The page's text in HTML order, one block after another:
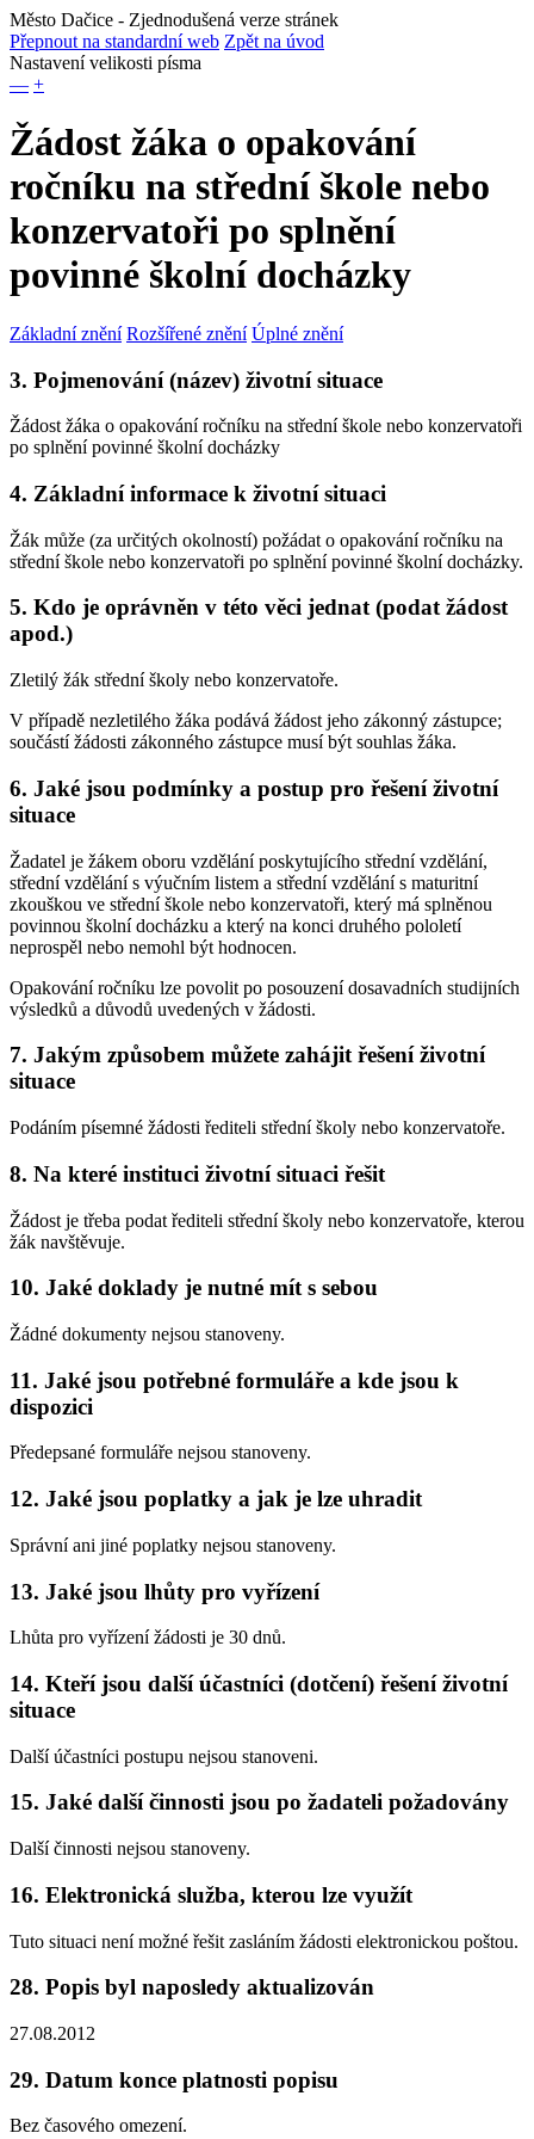
Město Dačice - Zjednodušená verze stránek
Přepnout na standardní web Zpět na úvod
Nastavení velikosti písma
— +
Žádost žáka o opakování
ročníku na střední škole nebo
konzervatoři po splnění
povinné školní docházky
Základní znění Rozšířené znění Úplné znění
3. Pojmenování (název) životní situace
Žádost žáka o opakování ročníku na střední škole nebo konzervatoři
po splnění povinné školní docházky
4. Základní informace k životní situaci
Žák může (za určitých okolností) požádat o opakování ročníku na
střední škole nebo konzervatoři po splnění povinné školní docházky.
5. Kdo je oprávněn v této věci jednat (podat žádost
apod.)
Zletilý žák střední školy nebo konzervatoře.
V případě nezletilého žáka podává žádost jeho zákonný zástupce;
součástí žádosti zákonného zástupce musí být souhlas žáka.
6. Jaké jsou podmínky a postup pro řešení životní
situace
Žadatel je žákem oboru vzdělání poskytujícího střední vzdělání,
střední vzdělání s výučním listem a střední vzdělání s maturitní
zkouškou ve střední škole nebo konzervatoři, který má splněnou
povinnou školní docházku a který na konci druhého pololetí
neprospěl nebo nemohl být hodnocen.
Opakování ročníku lze povolit po posouzení dosavadních studijních
výsledků a důvodů uvedených v žádosti.
7. Jakým způsobem můžete zahájit řešení životní
situace
Podáním písemné žádosti řediteli střední školy nebo konzervatoře.
8. Na které instituci životní situaci řešit
Žádost je třeba podat řediteli střední školy nebo konzervatoře, kterou
žák navštěvuje.
10. Jaké doklady je nutné mít s sebou
Žádné dokumenty nejsou stanoveny.
11. Jaké jsou potřebné formuláře a kde jsou k
dispozici
Předepsané formuláře nejsou stanoveny.
12. Jaké jsou poplatky a jak je lze uhradit
Správní ani jiné poplatky nejsou stanoveny.
13. Jaké jsou lhůty pro vyřízení
Lhůta pro vyřízení žádosti je 30 dnů.
14. Kteří jsou další účastníci (dotčení) řešení životní
situace
Další účastníci postupu nejsou stanoveni.
15. Jaké další činnosti jsou po žadateli požadovány
Další činnosti nejsou stanoveny.
16. Elektronická služba, kterou lze využít
Tuto situaci není možné řešit zasláním žádosti elektronickou poštou.
28. Popis byl naposledy aktualizován
27.08.2012
29. Datum konce platnosti popisu
Bez časového omezení.